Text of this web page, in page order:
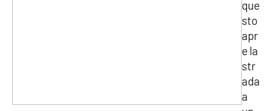
que
sto
apr
e la
str
ada
a